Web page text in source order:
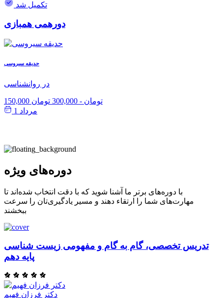
تکمیل شد
دورهمی همبازی
حدیقه سیروسی
در روانشناسی
150,000 تومان - 300,000 تومان
مرداد 1
دوره‌های ویژه
با دوره‌های برتر ما آشنا شوید که با دقت انتخاب شده‌اند تا
مهارت‌های شما را ارتقاء دهند و مسیر یادگیری‌تان را سرعت
ببخشند
تدریس تخصصی، گام به گام و مفهومی زیست شناسی
پایه دهم
دکتر فرزان فهیم